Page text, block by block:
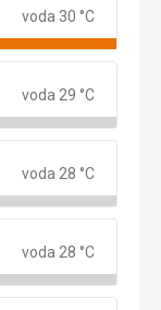
voda 30 °C
voda 29 °C
voda 28 °C
voda 28 °C